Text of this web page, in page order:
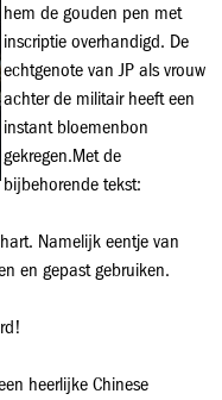
hem de gouden pen met
inscriptie overhandigd. De
echtgenote van JP als vrouw
achter de militair heeft een
instant bloemenbon
gekregen.Met de
bijbehorende tekst:
Namelijk eentje van
en gepast gebruiken.
heerlijke Chinese